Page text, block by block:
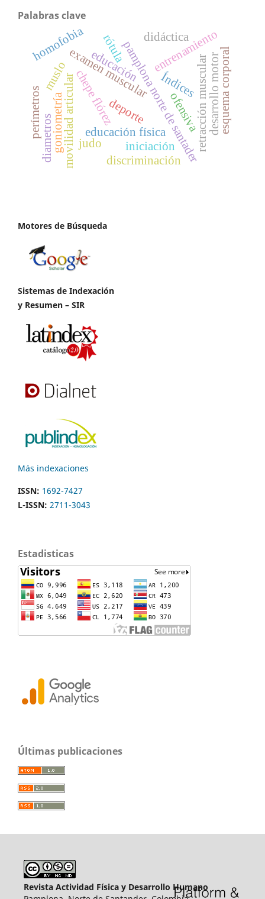
Palabras clave
chepe flórez
educación física
pamplona norte de santader
movilidad articular
examen muscular
goniometría retracción muscular
iniciación
entrenamiento
homofobia
deporte
educación
discriminación
desarrollo motoresquema corporal
judo
didáctica
Índices
diametros
perímetros ofensiva
rótula
muslo
Motores de Búsqueda
Sistemas de Indexación
y Resumen – SIR
Más indexaciones
ISSN: 1692-7427
L-ISSN: 2711-3043
Estadisticas
Últimas publicaciones
Revista Actividad Física y Desarrollo Humano